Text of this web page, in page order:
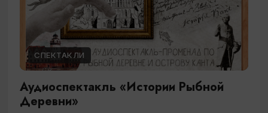
СПЕКТАКЛИ
Аудиоспектакль «Истории Рыбной
Деревни»